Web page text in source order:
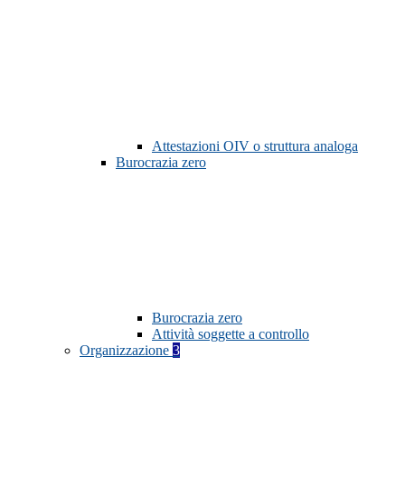
Attestazioni OIV o struttura analoga
Burocrazia zero
Burocrazia zero
Attività soggette a controllo
Organizzazione 3